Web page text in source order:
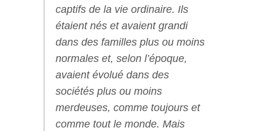
captifs de la vie ordinaire. Ils
étaient nés et avaient grandi
dans des familles plus ou moins
normales et, selon l’époque,
avaient évolué dans des
sociétés plus ou moins
merdeuses, comme toujours et
comme tout le monde. Mais